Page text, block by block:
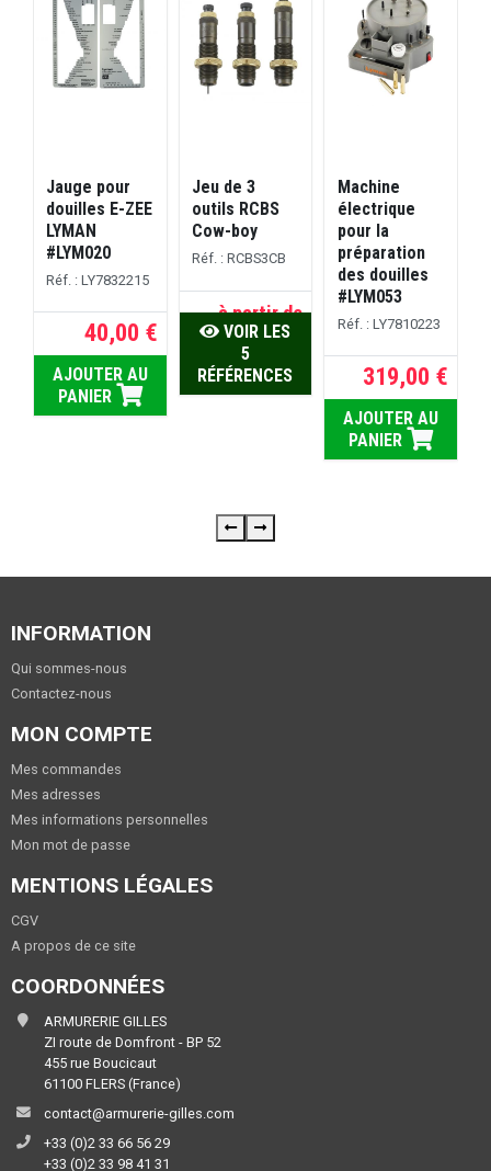
Jauge pour
douilles E-ZEE
LYMAN
#LYM020
Réf. : LY7832215
40,00 €
AJOUTER AU
PANIER
Jeu de 3
outils RCBS
Cow-boy
Réf. : RCBS3CB
à partir de
90,00 €
VOIR LES
5
RÉFÉRENCES
Machine
électrique
pour la
préparation
des douilles
#LYM053
Réf. : LY7810223
319,00 €
AJOUTER AU
PANIER
INFORMATION
Qui sommes-nous
Contactez-nous
MON COMPTE
Mes commandes
Mes adresses
Mes informations personnelles
Mon mot de passe
MENTIONS LÉGALES
CGV
A propos de ce site
COORDONNÉES
ARMURERIE GILLES
ZI route de Domfront - BP 52
455 rue Boucicaut
61100 FLERS (France)
contact@armurerie-gilles.com
+33 (0)2 33 66 56 29
+33 (0)2 33 98 41 31